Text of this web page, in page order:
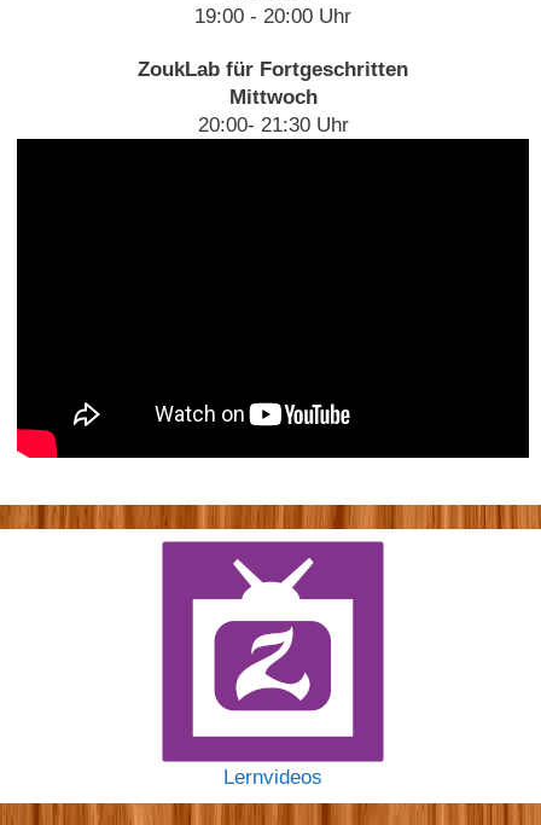
19:00 - 20:00 Uhr
ZoukLab für Fortgeschritten
Mittwoch
20:00- 21:30 Uhr
Lernvideos